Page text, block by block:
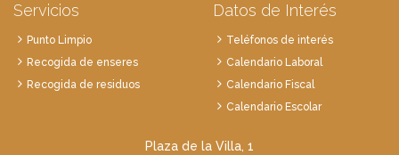
Servicios
Punto Limpio
Recogida de enseres
Recogida de residuos
Datos de Interés
Teléfonos de interés
Calendario Laboral
Calendario Fiscal
Calendario Escolar
Plaza de la Villa, 1